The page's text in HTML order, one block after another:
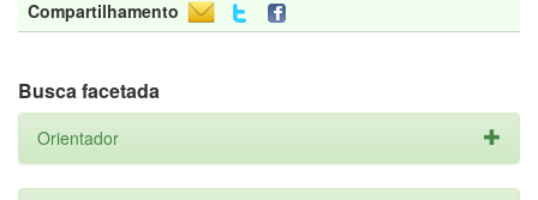
Compartilhamento
Busca facetada
Orientador